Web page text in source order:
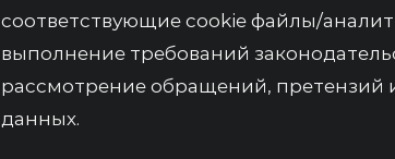
соответствующие cookie файлы/
выполнение требований
рассмотрение обращений, претензий
данных.